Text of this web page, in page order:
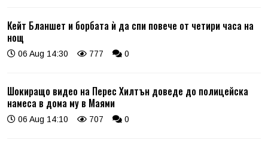
Кейт Бланшет и борбата ѝ да спи повече от четири часа на
нощ
06 Aug 14:30 777 0
Шокиращо видео на Перес Хилтън доведе до полицейска
намеса в дома му в Маями
06 Aug 14:10 707 0